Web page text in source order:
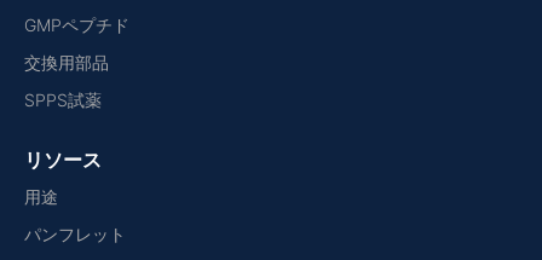
GMPペプチド
交換用部品
SPPS試薬
リソース
用途
パンフレット